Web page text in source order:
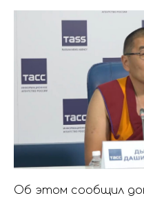
Об этом сообщил